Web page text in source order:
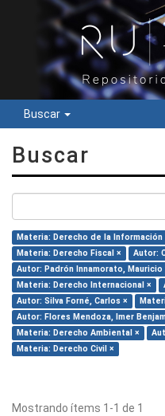
Buscar
Buscar
Materia: Derecho de la Información
Materia: Derecho Fiscal ×
Autor:
Autor: Padrón Innamorato, Mauricio
Materia: Derecho Internacional ×
Autor: Silva Forné, Carlos ×
Autor: Flores Mendoza, Imer
Materia: Derecho Ambiental ×
Materia: Derecho Civil ×
Mostrando ítems 1-1 de 1